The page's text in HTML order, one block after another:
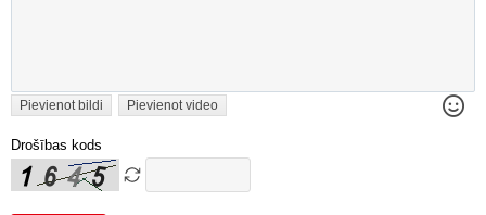
Pievienot bildi Pievienot video
Drošības kods